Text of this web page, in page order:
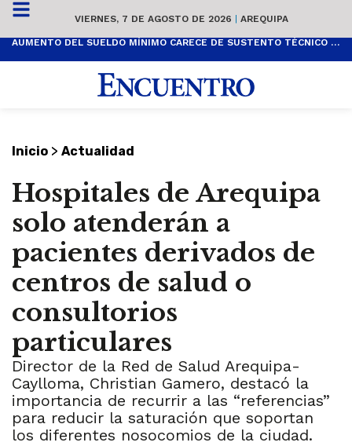
VIERNES, 7 DE AGOSTO DE 2026 | AREQUIPA
AUMENTO DEL SUELDO MÍNIMO CARECE DE SUSTENTO TÉCNICO Y ES POPULISTA
Inicio > Actualidad
Hospitales de Arequipa
solo atenderán a
pacientes derivados de
centros de salud o
consultorios
particulares
Director de la Red de Salud Arequipa-
Caylloma, Christian Gamero, destacó la
importancia de recurrir a las “referencias”
para reducir la saturación que soportan
los diferentes nosocomios de la ciudad.